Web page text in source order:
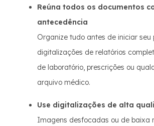
Reúna todos os documentos
antecedência
Organize tudo antes de iniciar seu
digitalizações de relatórios
de laboratório, prescrições ou
arquivo médico.
Use digitalizações de alta
Imagens desfocadas ou de baixa